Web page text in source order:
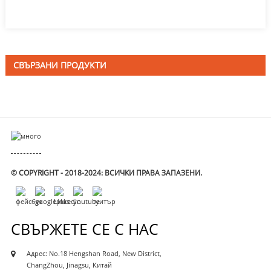
СВЪРЗАНИ ПРОДУКТИ
© COPYRIGHT - 2018-2024: ВСИЧКИ ПРАВА ЗАПАЗЕНИ.
СВЪРЖЕТЕ СЕ С НАС
Адрес: No.18 Hengshan Road, New District,
ChangZhou, Jinagsu, Китай